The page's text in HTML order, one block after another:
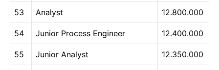
53 Analyst 12.800.000
54 Junior Process Engineer 12.400.000
55 Junior Analyst 12.350.000